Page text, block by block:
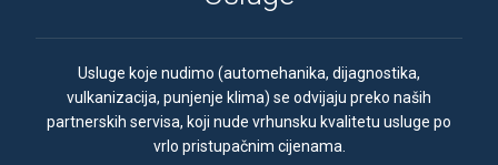
Usluge koje nudimo (automehanika, dijagnostika,
vulkanizacija, punjenje klima) se odvijaju preko naših
partnerskih servisa, koji nude vrhunsku kvalitetu usluge po
vrlo pristupačnim cijenama.